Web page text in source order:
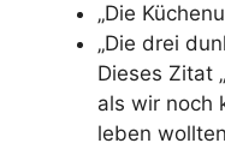
„Die
„Die drei
Dieses Zitat
als wir noch
leben